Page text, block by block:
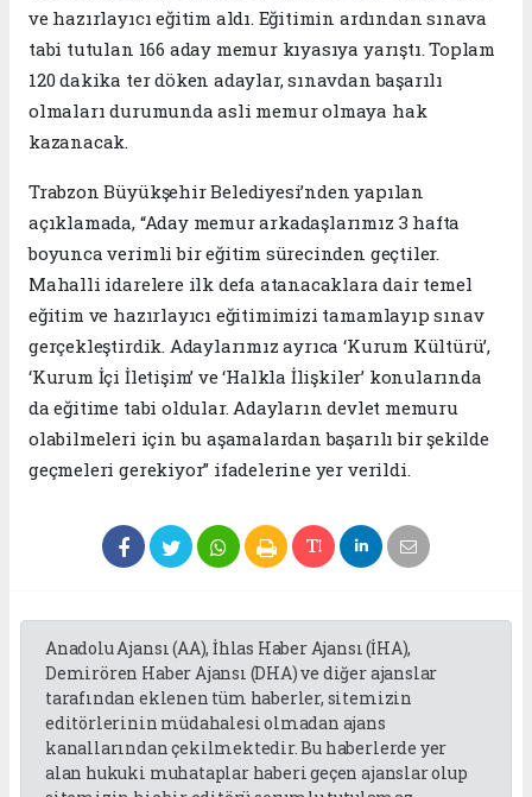
ve hazırlayıcı eğitim aldı. Eğitimin ardından sınava
tabi tutulan 166 aday memur kıyasıya yarıştı. Toplam
120 dakika ter döken adaylar, sınavdan başarılı
olmaları durumunda asli memur olmaya hak
kazanacak.
Trabzon Büyükşehir Belediyesi’nden yapılan
açıklamada, “Aday memur arkadaşlarımız 3 hafta
boyunca verimli bir eğitim sürecinden geçtiler.
Mahalli idarelere ilk defa atanacaklara dair temel
eğitim ve hazırlayıcı eğitimimizi tamamlayıp sınav
gerçekleştirdik. Adaylarımız ayrıca ‘Kurum Kültürü’,
‘Kurum İçi İletişim’ ve ‘Halkla İlişkiler’ konularında
da eğitime tabi oldular. Adayların devlet memuru
olabilmeleri için bu aşamalardan başarılı bir şekilde
geçmeleri gerekiyor” ifadelerine yer verildi.
Anadolu Ajansı (AA), İhlas Haber Ajansı (İHA),
Demirören Haber Ajansı (DHA) ve diğer ajanslar
tarafından eklenen tüm haberler, sitemizin
editörlerinin müdahalesi olmadan ajans
kanallarından çekilmektedir. Bu haberlerde yer
alan hukuki muhataplar haberi geçen ajanslar olup